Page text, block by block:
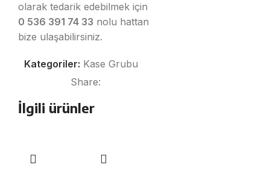
olarak tedarik edebilmek için
0 536 391 74 33 nolu hattan
bize ulaşabilirsiniz.
Kategoriler: Kase Grubu
Share:
İlgili ürünler